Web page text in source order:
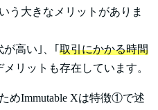
う大きなメリットがありま
高い｣、｢ 取引にかかる時間
リットも存在しています。
めImmutable Xは特徴①で述